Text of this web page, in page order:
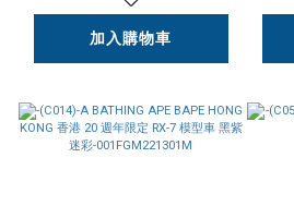
加入購物車